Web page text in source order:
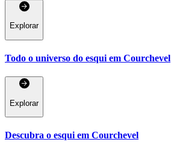
Explorar
Todo o universo do esqui em Courchevel
Explorar
Descubra o esqui em Courchevel